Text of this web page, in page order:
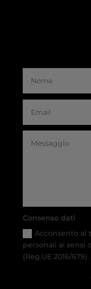
Consenso dati
Acconsento al
personali ai sensi
(Reg.UE 2016/679).